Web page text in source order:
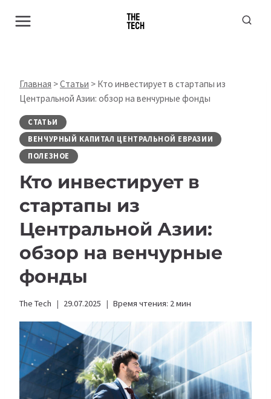
Главная >Статьи > Кто инвестирует в стартапы из
Центральной Азии: обзор на венчурные фонды
СТАТЬИ
ВЕНЧУРНЫЙ КАПИТАЛ ЦЕНТРАЛЬНОЙ ЕВРАЗИИ
ПОЛЕЗНОЕ
Кто инвестирует в
стартапы из
Центральной Азии:
обзор на венчурные
фонды
The Tech 29.07.2025 Время чтения: 2мин